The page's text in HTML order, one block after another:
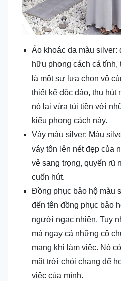
Áo khoác da màu
hữu phong cách cá
là một sự lựa chọn vô
thiết kế độc đáo, thu
nó lại vừa túi tiền với
kiểu phong cách này.
Váy màu silver: Màu
váy tôn lên nét đẹp của
vẻ sang trọng, quyến rũ
cuốn hút.
Đồng phục bảo hộ màu
đến tên đồng phục bảo
người ngạc nhiên. Tuy
mà ngay cả những cô
mang khi làm việc. Nó
mặt trời chói chang để
việc của mình.